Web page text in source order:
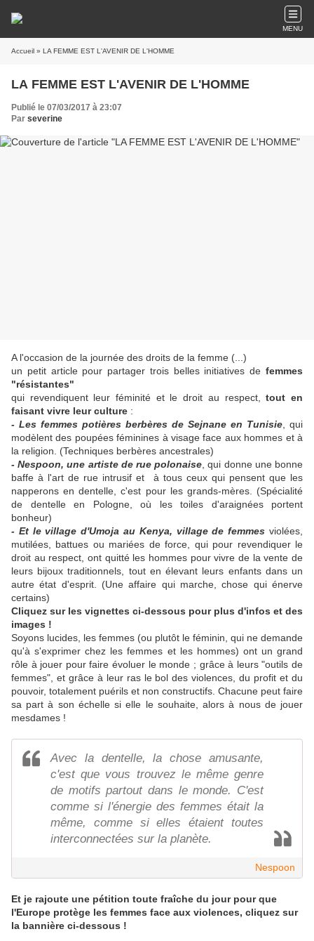
MENU
Accueil » LA FEMME EST L'AVENIR DE L'HOMME
LA FEMME EST L'AVENIR DE L'HOMME
Publié le 07/03/2017 à 23:07
Par severine
A l'occasion de la journée des droits de la femme (...)
un petit article pour partager trois belles initiatives de femmes
"résistantes"
qui revendiquent leur féminité et le droit au respect,tout en
faisant vivre leur culture :
- Les femmes potières berbères de Sejnane en Tunisie , qui
modèlent des poupées féminines à visage face aux hommes et à
la religion. (Techniques berbères ancestrales)
- Nespoon, une artiste de rue polonaise , qui donne une bonne
baffe à l'art de rue intrusif et à tous ceux qui pensent que les
napperons en dentelle, c'est pour les grands-mères. (Spécialité
de dentelle en Pologne, où les toiles d'araignées portent
bonheur)
- Et le village d'Umoja au Kenya, village de femmes violées,
mutilées, battues ou mariées de force, qui pour revendiquer le
droit au respect, ont quitté les hommes pour vivre de la vente de
leurs bijoux traditionnels, tout en élevant leurs enfants dans un
autre état d'esprit. (Une affaire qui marche, chose qui énerve
certains)
Cliquez sur les vignettes ci-dessous pour plus d'infos et des
images !
Soyons lucides, les femmes (ou plutôt le féminin, qui ne demande
qu'à s'exprimer chez les femmes et les hommes) ont un grand
rôle à jouer pour faire évoluer le monde ; grâce à leurs "outils de
femmes", et grâce à leur ras le bol des violences, du profit et du
pouvoir, totalement puérils et non constructifs. Chacune peut faire
sa part à son échelle si elle le souhaite, alors à nous de jouer
mesdames !
Avec la dentelle, la chose amusante,
c'est que vous trouvez le même genre
de motifs partout dans le monde. C'est
comme si l'énergie des femmes était la
même, comme si elles étaient toutes
interconnectées sur la planète.
Nespoon
Et je rajoute une pétition toute fraîche du jour pour que
l'Europe protège les femmes face aux violences, cliquez sur
la bannière ci-dessous !